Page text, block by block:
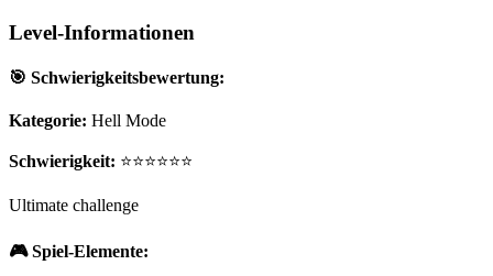
Level-Informationen
🎯 Schwierigkeitsbewertung:
Kategorie: Hell Mode
Schwierigkeit: ⭐⭐⭐⭐⭐⭐
Ultimate challenge
🎮 Spiel-Elemente: